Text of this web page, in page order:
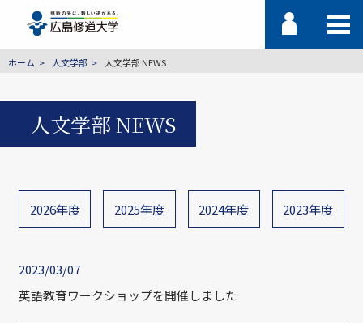
ホーム 人文学部 人文学部 NEWS
人文学部 NEWS
2026年度 2025年度 2024年度 2023年度
2023/03/07
英語教育ワークショップを開催しました